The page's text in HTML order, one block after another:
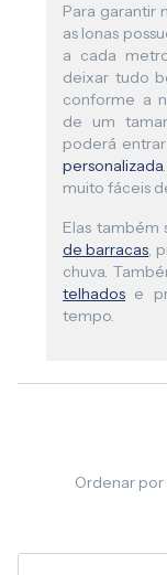
Para garantir
as lonas
a cada
deixar tudo
conforme a
de um
poderá
personalizada
muito fáceis
Elas também
de barracas,
chuva.
telhados e
tempo.
Ordenar por